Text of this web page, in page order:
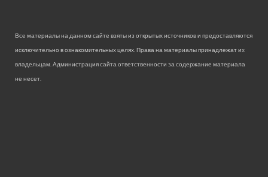
Все материалы на данном сайте взяты из открытых источников и предоставляются
исключительно в ознакомительных целях. Права на материалы принадлежат их
владельцам. Администрация сайта ответственности за содержание материала
не несет.